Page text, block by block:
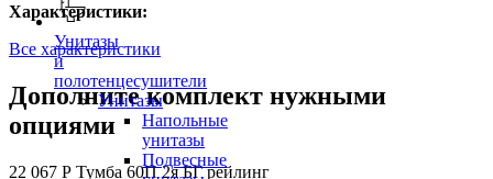
Унитазы
и
полотенцесушители
Унитазы
Напольные
унитазы
Подвесные
Характеристики:
Все характеристики
Дополните комплект нужными
опциями
22 067 Р Тумба 60П 2я БГ рейлинг